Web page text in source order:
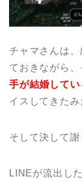
チャマさんは
ておきながら
手が結婚してい
イスしてきたみ
そして決して謝
LINEが流出し